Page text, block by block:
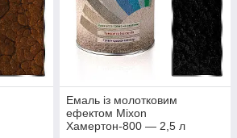
Емаль із молотковим
ефектом Mixon
Хамертон-800 — 2,5 л